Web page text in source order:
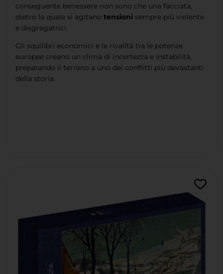
conseguente benessere non sono che una facciata,
dietro la quale si agitano tensioni sempre più violente
e disgregatrici.
Gli squilibri economici e le rivalità tra le potenze
europee creano un clima di incertezza e instabilità,
preparando il terreno a uno dei conflitti più devastanti
della storia.